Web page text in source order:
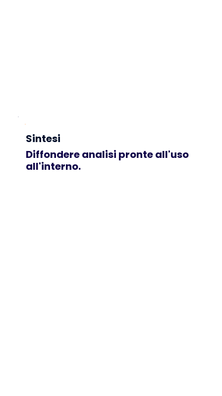
Sintesi
Diffondere analisi pronte all'uso
all'interno.